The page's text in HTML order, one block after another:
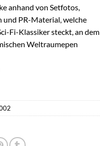
anhand von Setfotos,
PR-Material, welche
Fi-Klassiker steckt, an dem
Weltraumepen